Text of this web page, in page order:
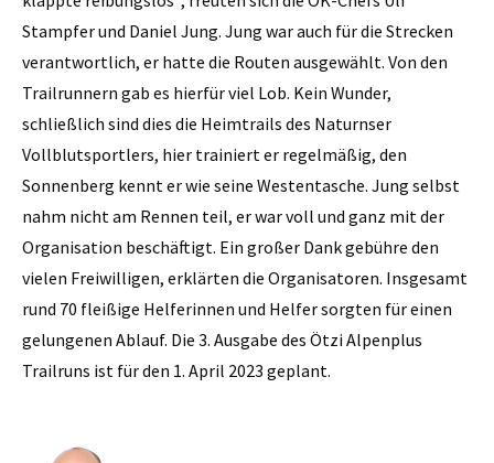
Stampfer und Daniel Jung. Jung war auch für die Strecken
verantwortlich, er hatte die Routen ausgewählt. Von den
Trailrunnern gab es hierfür viel Lob. Kein Wunder,
schließlich sind dies die Heimtrails des Naturnser
Vollblutsportlers, hier trainiert er regelmäßig, den
Sonnenberg kennt er wie seine Westentasche. Jung selbst
nahm nicht am Rennen teil, er war voll und ganz mit der
Organisation beschäftigt. Ein großer Dank gebühre den
vielen Freiwilligen, erklärten die Organisatoren. Insgesamt
rund 70 fleißige Helferinnen und Helfer sorgten für einen
gelungenen Ablauf. Die 3. Ausgabe des Ötzi Alpenplus
Trailruns ist für den 1. April 2023 geplant.